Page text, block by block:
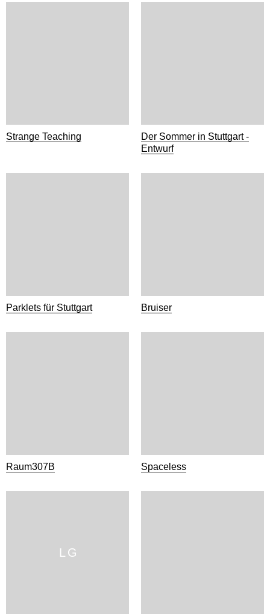
Strange Teaching
Der Sommer in Stuttgart -
Entwurf
Parklets für Stuttgart Bruiser
Raum307B Spaceless
L G